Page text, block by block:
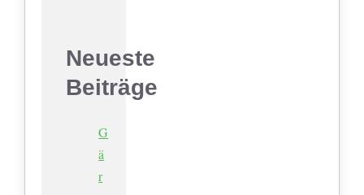
Neueste
Beiträge
G
ä
r